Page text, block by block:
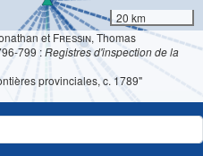
20 km
et Fressin, Thomas
799 :Registres d'inspection de la
provinciales, c. 1789"